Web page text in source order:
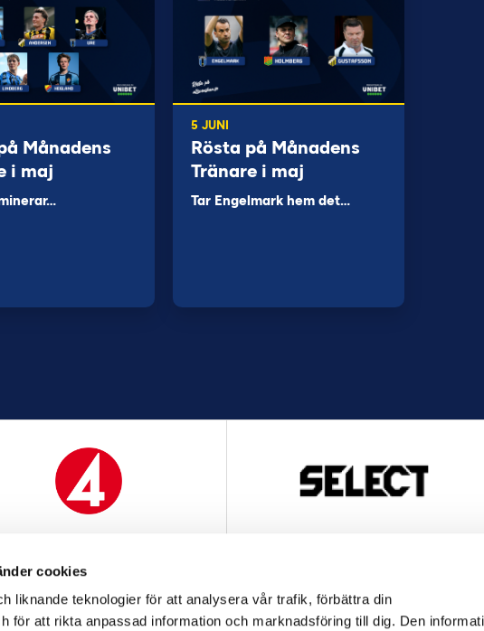
cookies
liknande teknologier för att analysera vår trafik, förbättra din
för att rikta anpassad information och marknadsföring till dig. Den
Månadens
i maj
5 JUNI
Rösta på Månadens
Tränare i maj
Tar Engelmark hem det…